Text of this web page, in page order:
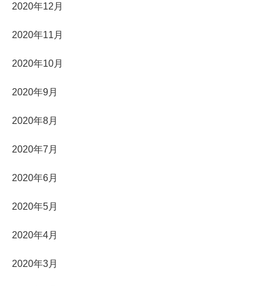
2020年12月
2020年11月
2020年10月
2020年9月
2020年8月
2020年7月
2020年6月
2020年5月
2020年4月
2020年3月